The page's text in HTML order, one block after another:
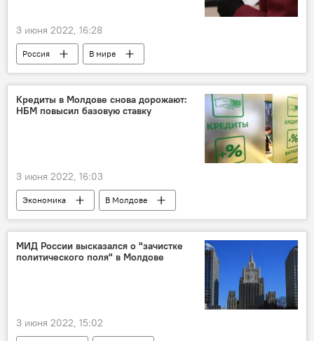
3 июня 2022, 16:28
Россия В мире
Кредиты в Молдове снова дорожают:
НБМ повысил базовую ставку
3 июня 2022, 16:03
Экономика В Молдове
МИД России высказался о "зачистке
политического поля" в Молдове
3 июня 2022, 15:02